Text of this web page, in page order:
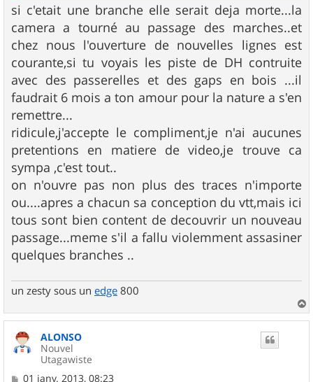
si c'etait une branche elle serait deja morte...la
camera a tourné au passage des marches..et
chez nous l'ouverture de nouvelles lignes est
courante,si tu voyais les piste de DH contruite
avec des passerelles et des gaps en bois ...il
faudrait 6 mois a ton amour pour la nature a s'en
remettre...
ridicule,j'accepte le compliment,je n'ai aucunes
pretentions en matiere de video,je trouve ca
sympa ,c'est tout..
on n'ouvre pas non plus des traces n'importe
ou....apres a chacun sa conception du vtt,mais ici
tous sont bien content de decouvrir un nouveau
passage...meme s'il a fallu violemment assasiner
quelques branches ..
un zesty sous un edge 800
a
ALONSO
Nouvel
Utagawiste
M
01 janv. 2013, 08:23